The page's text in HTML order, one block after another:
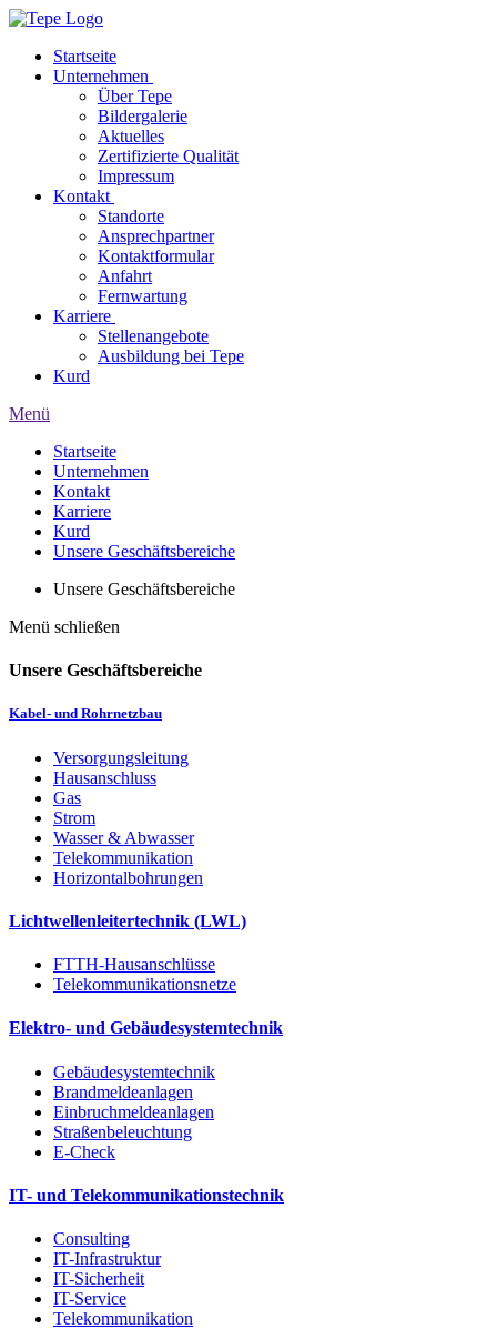
Startseite
Unternehmen
Über Tepe
Bildergalerie
Aktuelles
Zertifizierte Qualität
Impressum
Kontakt
Standorte
Ansprechpartner
Kontaktformular
Anfahrt
Fernwartung
Karriere
Stellenangebote
Ausbildung bei Tepe
Kurd
Menü
Startseite
Unternehmen
Kontakt
Karriere
Kurd
Unsere Geschäftsbereiche
Unsere Geschäftsbereiche
Menü schließen
Unsere Geschäftsbereiche
Kabel- und Rohrnetzbau
Versorgungsleitung
Hausanschluss
Gas
Strom
Wasser & Abwasser
Telekommunikation
Horizontalbohrungen
Lichtwellenleitertechnik (LWL)
FTTH-Hausanschlüsse
Telekommunikationsnetze
Elektro- und Gebäudesystemtechnik
Gebäudesystemtechnik
Brandmeldeanlagen
Einbruchmeldeanlagen
Straßenbeleuchtung
E-Check
IT- und Telekommunikationstechnik
Consulting
IT-Infrastruktur
IT-Sicherheit
IT-Service
Telekommunikation